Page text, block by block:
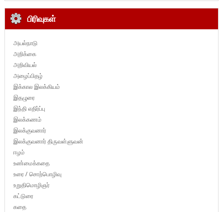
பிரிவுகள்
அயல்நாடு
அறிக்கை
அறிவியல்
அழைப்பிதழ்
இக்கால இலக்கியம்
இதழுரை
இந்தி எதிர்ப்பு
இலக்கணம்
இலக்குவனார்
இலக்குவனார் திருவள்ளுவன்
ஈழம்
உண்மைக்கதை
உரை / சொற்பொழிவு
உறுதிமொழிஞர்
கட்டுரை
கதை